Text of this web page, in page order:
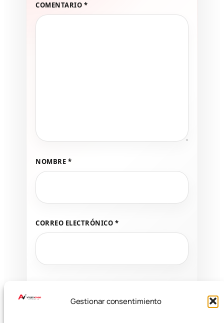
Gestionar consentimiento
COMENTARIO *
NOMBRE *
CORREO ELECTRÓNICO *